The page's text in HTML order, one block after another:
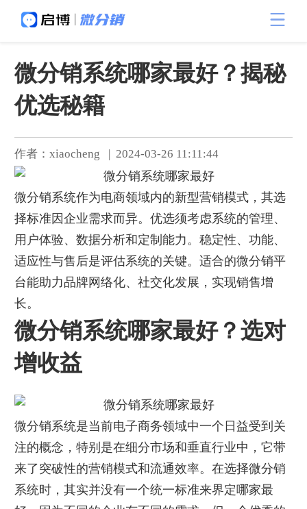
微分销系统哪家最好？揭秘
优选秘籍
作者：xiaocheng | 2024-03-26 11:11:44
微分销系统作为电商领域内的新型营销模式，其选
择标准因企业需求而异。优选须考虑系统的管理、
用户体验、数据分析和定制能力。稳定性、功能、
适应性与售后是评估系统的关键。适合的微分销平
台能助力品牌网络化、社交化发展，实现销售增
长。
微分销系统哪家最好？选对
增收益
微分销系统是当前电子商务领域中一个日益受到关
注的概念，特别是在细分市场和垂直行业中，它带
来了突破性的营销模式和流通效率。在选择微分销
系统时，其实并没有一个统一标准来界定哪家最